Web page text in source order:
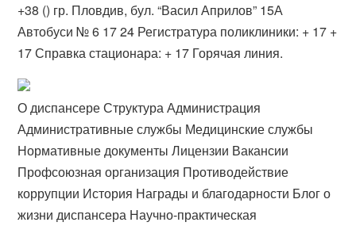
+38 () гр. Пловдив, бул. “Васил Априлов” 15А
Автобуси № 6 17 24 Регистратура поликлиники: + 17 +
17 Справка стационара: + 17 Горячая линия.
О диспансере Структура Администрация
Административные службы Медицинские службы
Нормативные документы Лицензии Вакансии
Профсоюзная организация Противодействие
коррупции История Награды и благодарности Блог о
жизни диспансера Научно-практическая